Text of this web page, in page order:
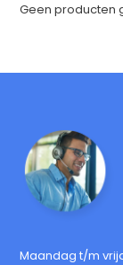
Geen producten
Maandag t/m